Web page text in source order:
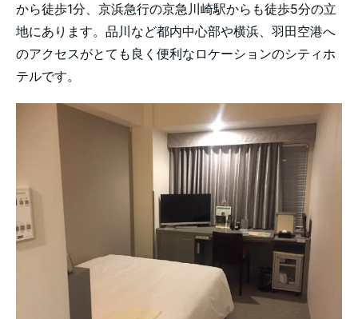
から徒歩1分、京浜急行の京急川崎駅からも徒歩5分の立
地にあります。品川など都内中心部や横浜、羽田空港へ
のアクセスがとても良く便利なロケーションのシティホ
テルです。